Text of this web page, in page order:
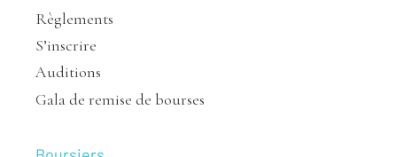
Règlements
S’inscrire
Auditions
Gala de remise de bourses